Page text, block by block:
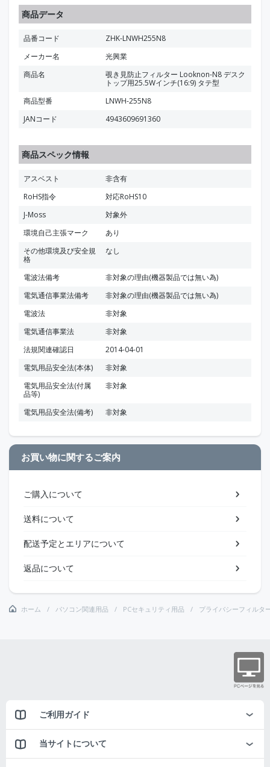
商品データ
品番コード
ZHK-LNWH255N8
メーカー名
光興業
商品名
覗き見防止フィルター Looknon-N8 デスク
トップ用25.5Wインチ(16:9) タテ型
商品型番
LNWH-255N8
JANコード
4943609691360
商品スペック情報
アスベスト
非含有
RoHS指令
対応RoHS10
J-Moss
対象外
環境自己主張マーク
あり
その他環境及び安全規
格
なし
電波法備考
非対象の理由(機器製品では無い為)
電気通信事業法備考
非対象の理由(機器製品では無い為)
電波法
非対象
電気通信事業法
非対象
法規関連確認日
2014-04-01
電気用品安全法(本体)
非対象
電気用品安全法(付属
品等)
非対象
電気用品安全法(備考) 非対象
お買い物に関するご案内
ご購入について
送料について
配送予定とエリアについて
返品について
ホーム パソコン関連用品 PCセキュリティ用品 プライバシーフィルタ
ご利用ガイド
当サイトについて